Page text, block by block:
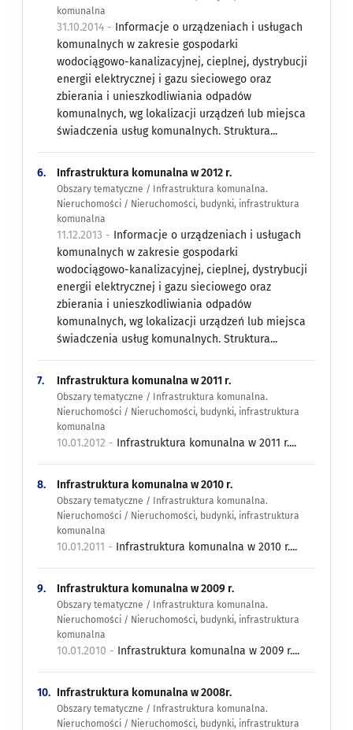
komunalna
31.10.2014 - Informacje o urządzeniach i usługach
komunalnych w zakresie gospodarki
wodociągowo-kanalizacyjnej, cieplnej, dystrybucji
energii elektrycznej i gazu sieciowego oraz
zbierania i unieszkodliwiania odpadów
komunalnych, wg lokalizacji urządzeń lub miejsca
świadczenia usług komunalnych. Struktura...
6. Infrastruktura komunalna w 2012 r.
Obszary tematyczne / Infrastruktura komunalna.
Nieruchomości / Nieruchomości, budynki, infrastruktura
komunalna
11.12.2013 - Informacje o urządzeniach i usługach
komunalnych w zakresie gospodarki
wodociągowo-kanalizacyjnej, cieplnej, dystrybucji
energii elektrycznej i gazu sieciowego oraz
zbierania i unieszkodliwiania odpadów
komunalnych, wg lokalizacji urządzeń lub miejsca
świadczenia usług komunalnych. Struktura...
7. Infrastruktura komunalna w 2011 r.
Obszary tematyczne / Infrastruktura komunalna.
Nieruchomości / Nieruchomości, budynki, infrastruktura
komunalna
10.01.2012 - Infrastruktura komunalna w 2011 r....
8. Infrastruktura komunalna w 2010 r.
Obszary tematyczne / Infrastruktura komunalna.
Nieruchomości / Nieruchomości, budynki, infrastruktura
komunalna
10.01.2011 - Infrastruktura komunalna w 2010 r....
9. Infrastruktura komunalna w 2009 r.
Obszary tematyczne / Infrastruktura komunalna.
Nieruchomości / Nieruchomości, budynki, infrastruktura
komunalna
10.01.2010 - Infrastruktura komunalna w 2009 r....
10. Infrastruktura komunalna w 2008r.
Obszary tematyczne / Infrastruktura komunalna.
Nieruchomości / Nieruchomości, budynki, infrastruktura